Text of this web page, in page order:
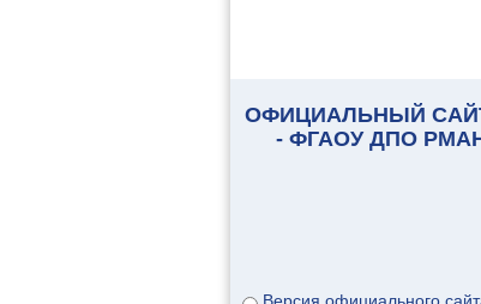
ОФИЦИАЛЬНЫЙ
- ФГАОУ ДПО
Версия официального